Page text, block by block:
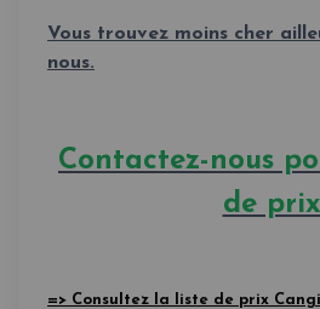
Vous trouvez moins cher
nous.
Contactez-nous
de prix
=> Consultez la liste de prix